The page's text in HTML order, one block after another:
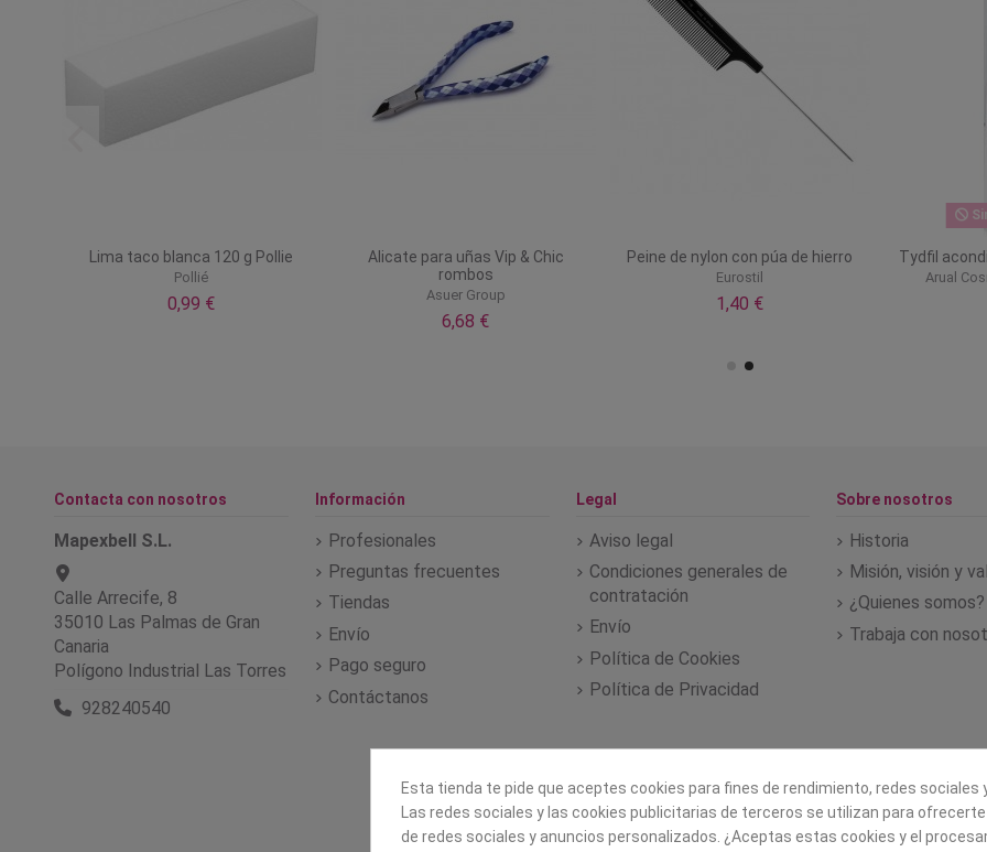
Lima taco blanca 120 g Pollie
Pollié
0,99 €
Alicate para uñas Vip & Chic
rombos
Asuer Group
6,68 €
Peine de nylon con púa de hierro
Eurostil
1,40 €
Tydfil
Arual
Contacta con nosotros
Mapexbell S.L.
Calle Arrecife, 8
35010 Las Palmas de Gran
Canaria
Polígono Industrial Las Torres
928240540
Información
Profesionales
Preguntas frecuentes
Tiendas
Envío
Pago seguro
Contáctanos
Legal
Aviso legal
Condiciones generales de
contratación
Envío
Política de Cookies
Política de Privacidad
Sobre nosotros
Historia
Misión, visión y
¿Quienes somos?
Trabaja con
Esta tienda te pide que aceptes cookies para fines de rendimiento, redes sociales
Las redes sociales y las cookies publicitarias de terceros se utilizan para
de redes sociales y anuncios personalizados. ¿Aceptas estas cookies y el